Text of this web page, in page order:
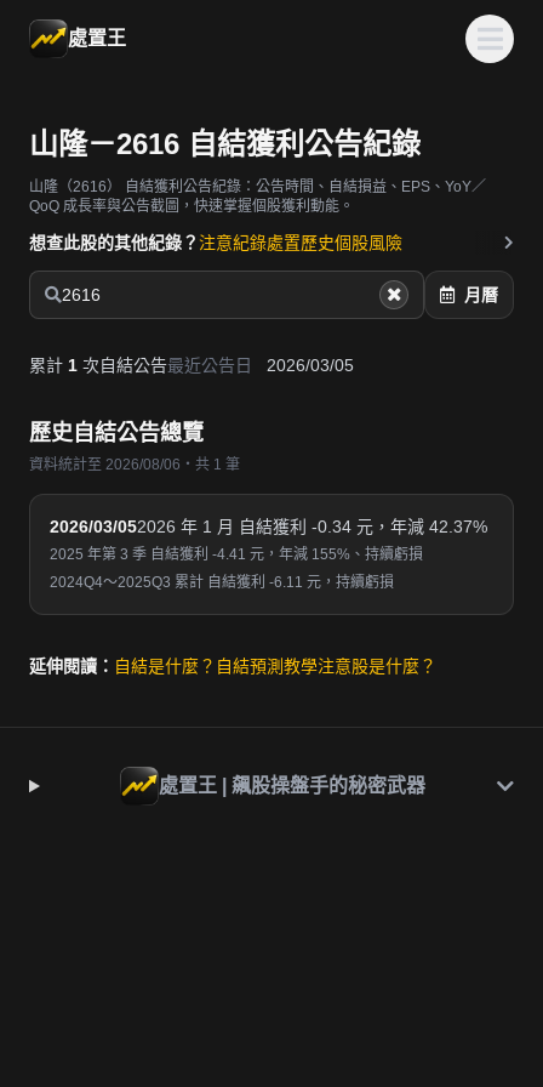
處置王
山隆－2616 自結獲利公告紀錄
山隆（2616）
自結獲利公告紀錄：公告時間、自結損益、EPS、YoY／
QoQ 成長率與公告截圖，快速掌握個股獲利動能。
想查此股的其他紀錄？ 注意紀錄處置歷史個股風險
2616 月曆
累計 1 次自結公告最近公告日 2026/03/05
歷史自結公告總覽
資料統計至 2026/08/06・共 1 筆
2026/03/052026 年 1 月 自結獲利 -0.34 元，年減 42.37%
2025 年第 3 季 自結獲利 -4.41 元，年減 155%、持續虧損
2024Q4～2025Q3 累計 自結獲利 -6.11 元，持續虧損
延伸閱讀： 自結是什麼？ 自結預測教學注意股是什麼？
處置王 | 飆股操盤手的秘密武器